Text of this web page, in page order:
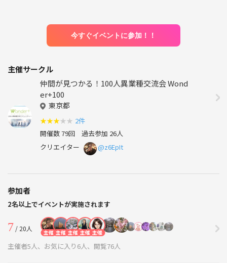
今すぐイベントに参加！！
主催サークル
仲間が見つかる！100人異業種交流会 Wond
er+100
東京都
★★★★ ★ 2件
開催数 79回 過去参加 26人
クリエイター
@z6EpIt
参加者
2名以上でイベントが実施されます
7/ 20人 主催 主催 主催 主催 主催
主催者5人、お気に入り6人、閲覧76人